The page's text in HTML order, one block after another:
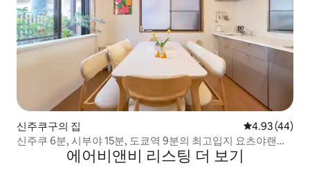
신주쿠구의 집 평점 4.93점(5
4.93 (44)
신주쿠 6분, 시부야 15분, 도쿄역 9분의 최고입지 요츠야랜턴
프라이빗 하우스(10명)
에어비앤비 리스팅 더 보기